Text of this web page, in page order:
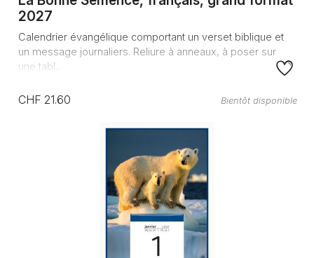
2027
Calendrier évangélique comportant un verset biblique et
un message journaliers. Reliure à anneaux, à poser sur
une tabl...
CHF 21.60 Bientôt disponible